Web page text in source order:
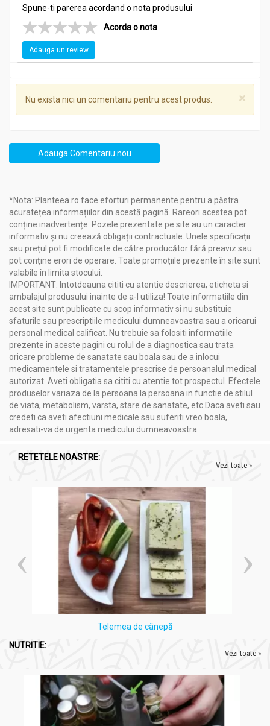
Spune-ti parerea acordand o nota produsului
Acorda o nota
Adauga un review
×
Nu exista nici un comentariu pentru acest produs.
Adauga Comentariu nou
*Nota: Planteea.ro face eforturi permanente pentru a păstra
acuratețea informațiilor din acestă pagină. Rareori acestea pot
conține inadvertențe. Pozele prezentate pe site au un caracter
informativ și nu creează obligații contractuale. Unele specificații
sau prețul pot fi modificate de către producător fără preaviz sau
pot conține erori de operare. Toate promoțiile prezente în site sunt
valabile în limita stocului.
IMPORTANT: Intotdeauna cititi cu atentie descrierea, eticheta si
ambalajul produsului inainte de a-l utiliza! Toate informatiile din
acest site sunt publicate cu scop informativ si nu substituie
sfaturile sau prescriptiile medicului dumneavoastra sau a oricarui
personal medical calificat. Nu trebuie sa folositi informatiile
prezente in aceste pagini cu rolul de a diagnostica sau trata
oricare probleme de sanatate sau boala sau de a inlocui
medicamentele si tratamentele prescrise de persoanalul medical
autorizat. Aveti obligatia sa cititi cu atentie tot prospectul. Efectele
produselor variaza de la persoana la persoana in functie de stilul
de viata, metabolism, varsta, stare de sanatate, etc Daca aveti sau
credeti ca aveti afectiuni medicale sau suferiti vreo boala,
adresati-va de urgenta medicului dumneavoastra.
RETETELE NOASTRE:
Vezi toate »
Telemea de cânepă
NUTRITIE:
Vezi toate »